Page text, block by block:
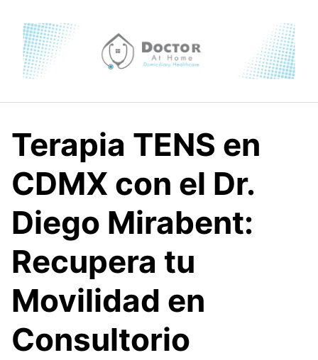
content
Terapia TENS en
CDMX con el Dr.
Diego Mirabent:
Recupera tu
Movilidad en
Consultorio